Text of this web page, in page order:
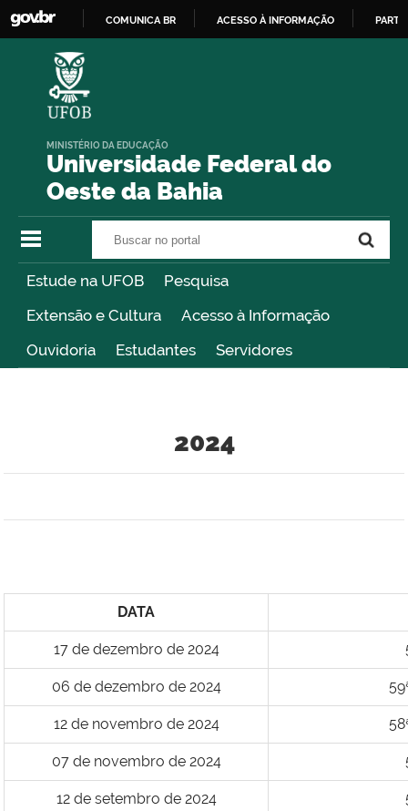
COMUNICA BR ACESSO À INFORMAÇÃO
Universidade Federal do
Oeste da Bahia
MINISTÉRIO DA EDUCAÇÃO
Estude na UFOB
Pesquisa
Extensão e Cultura
Acesso à Informação
Ouvidoria
Estudantes Servidores
2024
DATA
17 de dezembro de 2024
06 de dezembro de 2024
12 de novembro de 2024
07 de novembro de 2024
12 de setembro de 2024